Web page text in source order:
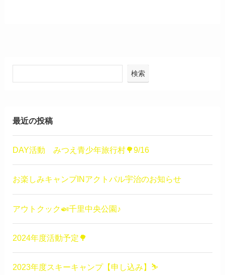
検索
最近の投稿
DAY活動 みつえ青少年旅行村🌳9/16
お楽しみキャンプINアクトパル宇治のお知らせ
アウトクック🍛千里中央公園♪
2024年度活動予定🌳
2023年度スキーキャンプ【申し込み】⛷